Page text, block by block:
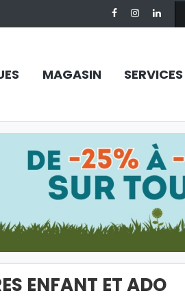
MAGASIN SERVICES
ENFANT ET ADO